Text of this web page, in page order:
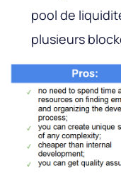
pool de
plusieurs